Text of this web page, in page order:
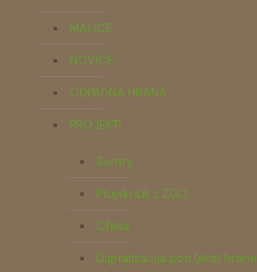
MALICE
NOVICE
ODPADNA HRANA
PROJEKTI
Sentry
Ptujski lük z ZGO
Ofelia
Digitalizacija poti (eko) hrane